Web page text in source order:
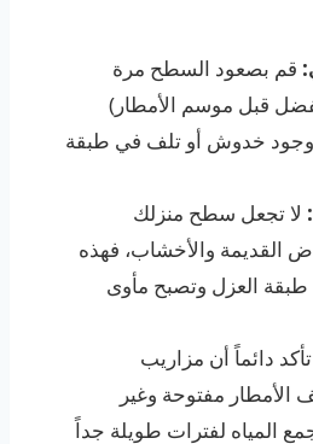
قم بصعود السطح مرة
قبل موسم الأمطار)
وجود خدوش أو تلف في طبقة
لا تجعل سطح منزلك
القديمة والأخشاب، فهذه
طبقة العزل وتصبح مأوى
تأكد دائماً أن مزاريب
مفتوحة وغير
المياه لفترات طويلة جداً